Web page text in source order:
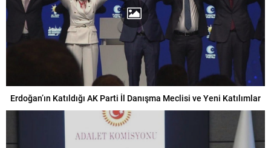
Erdoğan’ın Katıldığı AK Parti İl Danışma Meclisi ve Yeni Katılımlar